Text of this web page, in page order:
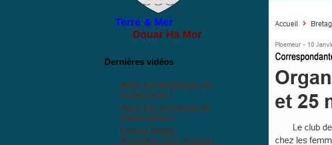
Terre & Mer
Douar Ha Mor
Dernières vidéos
ukemi Les techniques de
chutes partie 1
ukemi Les techniques de
chutes partie 2
Tamura Sensei -
Shumeikan Dojo (France)